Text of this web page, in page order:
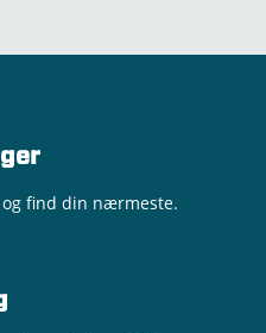
find din nærmeste.